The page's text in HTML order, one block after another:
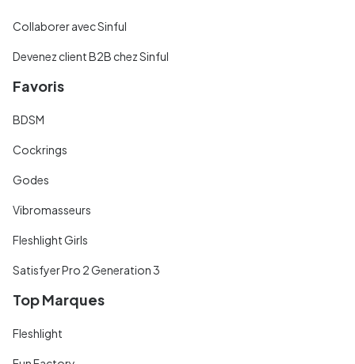
Collaborer avec Sinful
Devenez client B2B chez Sinful
Favoris
BDSM
Cockrings
Godes
Vibromasseurs
Fleshlight Girls
Satisfyer Pro 2 Generation 3
Top Marques
Fleshlight